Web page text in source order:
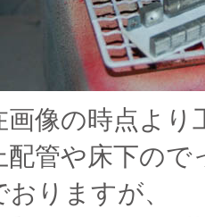
画像の時点より
配管や床下の
おりますが、